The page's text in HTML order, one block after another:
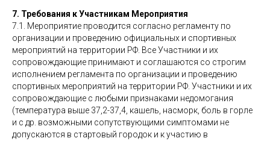
7. Требования к Участникам Мероприятия
7.1. Мероприятие проводится согласно регламенту по
организации и проведению официальных и спортивных
мероприятий на территории РФ. Все Участники и их
сопровождающие принимают и соглашаются со строгим
исполнением регламента по организации и проведению
спортивных мероприятий на территории РФ. Участники и их
сопровождающие с любыми признаками недомогания
(температура выше 37,2-37,4, кашель, насморк, боль в горле
и с др. возможными сопутствующими симптомами не
допускаются в стартовый городок и к участию в